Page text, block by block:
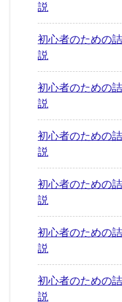
説
初心者のため
説
初心者のため
説
初心者のための
説
初心者のため
説
初心者のため
説
初心者のための
説